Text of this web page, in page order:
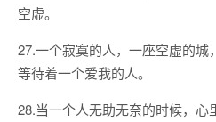
空虚。
27.一个寂寞的人，一座空虚的城
等待着一个爱我的人。
28.当一个人无助无奈的时候，心